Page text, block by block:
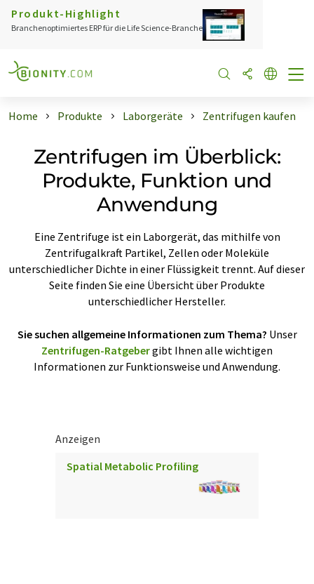
Produkt-Highlight
Branchenoptimiertes ERP für die Life Science-Branche
Home Produkte Laborgeräte Zentrifugen kaufen
Zentrifugen im Überblick:
Produkte, Funktion und
Anwendung
Eine Zentrifuge ist ein Laborgerät, das mithilfe von
Zentrifugalkraft Partikel, Zellen oder Moleküle
unterschiedlicher Dichte in einer Flüssigkeit trennt. Auf dieser
Seite finden Sie eine Übersicht über Produkte
unterschiedlicher Hersteller.
Sie suchen allgemeine Informationen zum Thema? Unser
Zentrifugen-Ratgebergibt Ihnen alle wichtigen
Informationen zur Funktionsweise und Anwendung.
Anzeigen
Spatial Metabolic Profiling